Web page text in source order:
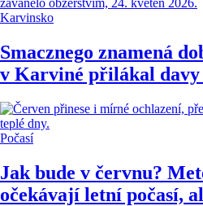
Karvinsko
Smacznego znamená
v Karviné přilákal
Počasí
Jak bude v červnu?
očekávají letní počasí,